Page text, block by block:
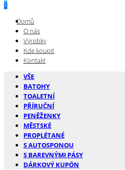
0
Domů
O nás
Výrobky
Kde koupit
Kontakt
VŠE
BATOHY
TOALETNÍ
PŘÍRUČNÍ
PENĚŽENKY
MĚSTSKÉ
PROPLÉTANÉ
S AUTOSPONOU
S BAREVNÝMI PÁSY
DÁRKOVÝ KUPÓN